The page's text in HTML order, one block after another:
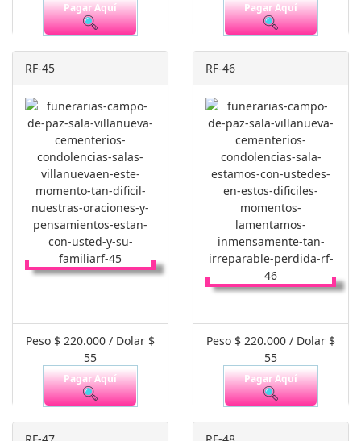
Pagar Aquí Pagar Aquí
RF-45
Peso $ 220.000 / Dolar $
55
Pagar Aquí
RF-46
Peso $ 220.000 / Dolar $
55
Pagar Aquí